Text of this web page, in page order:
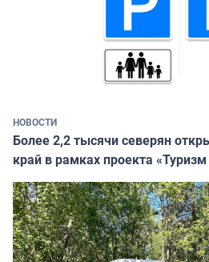
НОВОСТИ
Более 2,2 тысячи северян
край в рамках проекта